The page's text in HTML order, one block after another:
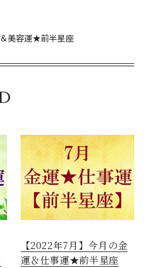
美容運★前半星座
【2022年7月】今月の金
運＆仕事運★前半星座